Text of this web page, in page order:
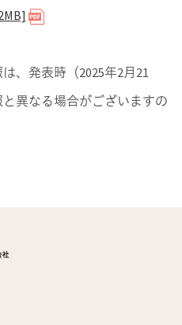
、発表時（2025年2月21
異なる場合がございますの